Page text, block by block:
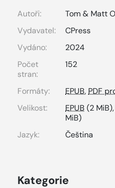
Autoři:
Tom & Matt
Vydavatel:
CPress
Vydáno:
2024
Počet
stran:
152
Formáty: EPUB, PDF
Velikost:
EPUB (2 MiB),
MiB)
Jazyk:
Čeština
Kategorie